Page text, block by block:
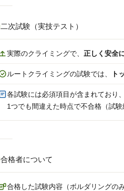
二次試験（実技テスト）
実際のクライミングで、 正しく安全
ルートクライミングの試験では、 ト
各試験には必須項目が含まれており、
1つでも間違えた時点で不合格（試験
合格者について
合格した試験内容（ボルダリングの